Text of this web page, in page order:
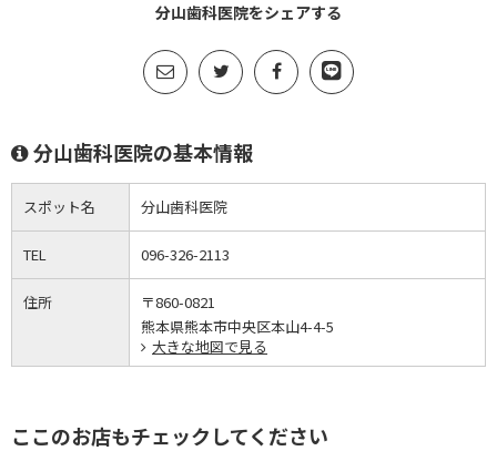
分山歯科医院をシェアする
分山歯科医院の基本情報
スポット名 分山歯科医院
TEL 096-326-2113
住所
〒860-0821
熊本県熊本市中央区本山4-4-5
大きな地図で見る
ここのお店もチェックしてください